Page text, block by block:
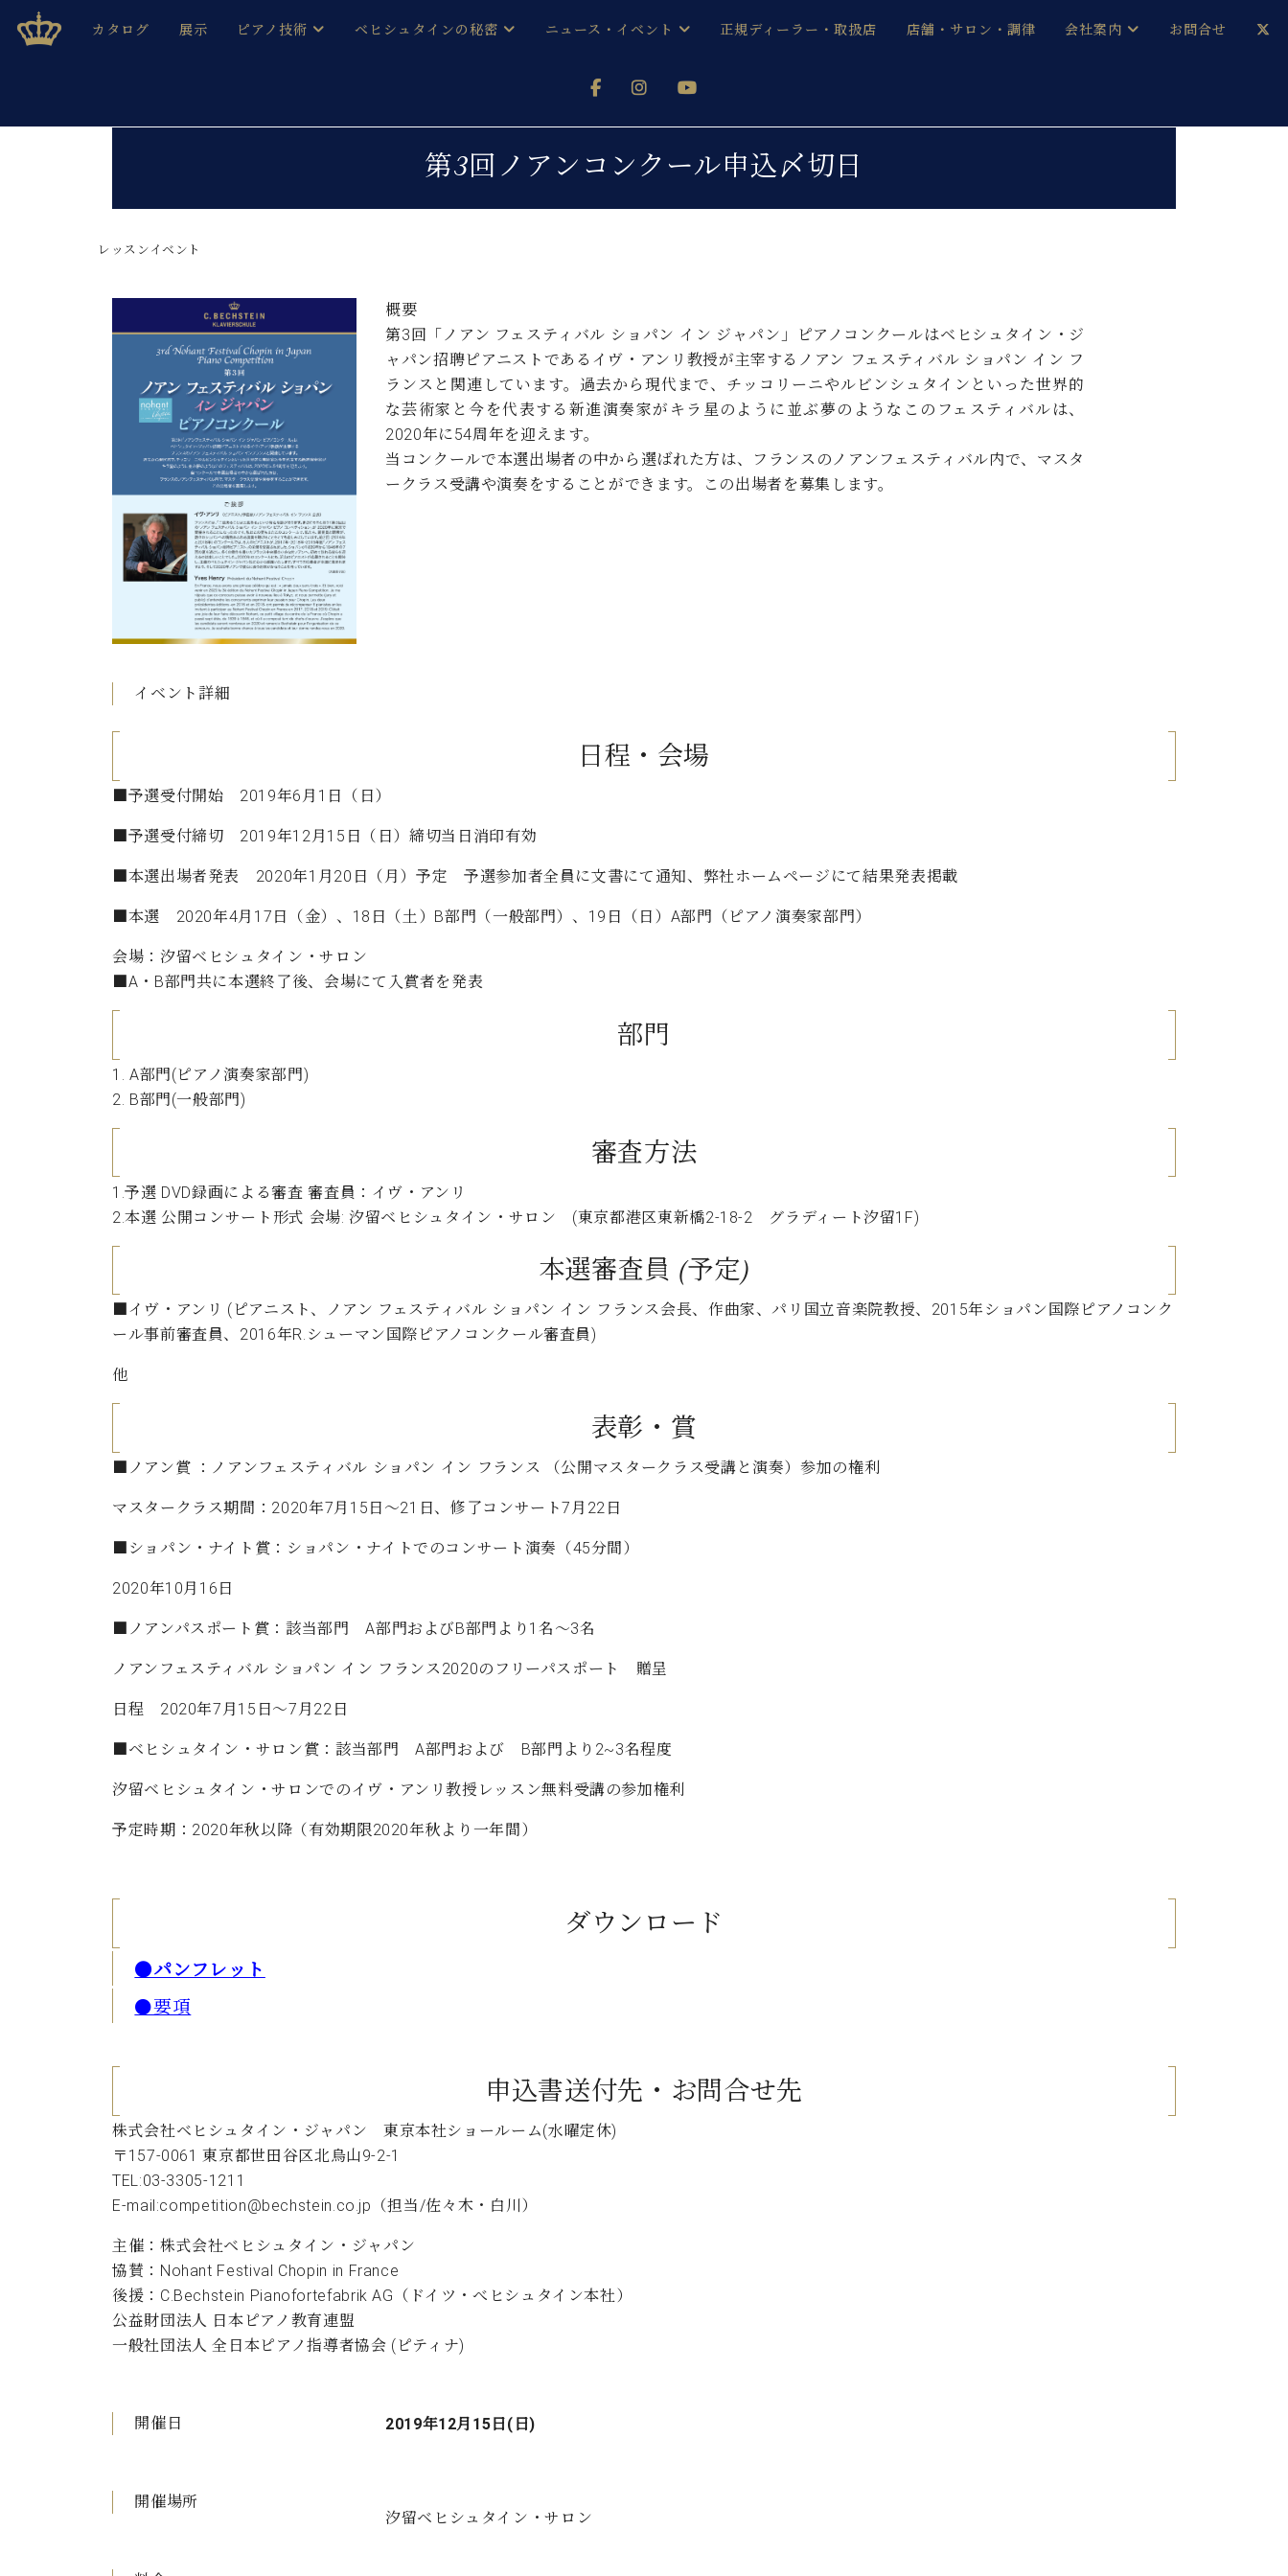
ベヒシュタインジャパン公式サイト
BECHSTEIN JAPAN Official Site
カタログ
C.ベヒシュタイン コンサート/C.ベヒシュタイン レジデンス
C.ベヒシュタイン コンサート
グランドピアノ
C.ベヒシュタイン コンサート
アップライトピアノ
アップライトピアノ
C.ベヒシュタイン アカデミー
W.ホフマン プロフェッショナル
W.ホフマン トラディション
展示 ピアノ技術 ベヒシュタインの秘密
ブランドヒストリー
ベヒシュタインを弾く前に
ベヒシュタイン・シューレ
納入実績 ホール・スタジオ
納入実績 音楽教室
ニュース・イベント
メルマガ会員登録ご案内
(入荷情報等)
コンサート
レッスンイベント
代理店主催イベント
コンクール
正規ディーラー・取扱店 店舗・サロン・調律
ベヒシュタイン・シューレ音楽教室
ホール・スタジオレンタル
ホール・スタジオ空き状況
動画収録サービス
ピアノのコンシェルジュ
セントラム東京のご案内(PDF)
お問い合わせ
展示情報【ユーロピアノ特選中古】
イベント情報
八王子工房ブログ
アクセス
アーティストカスタマーサービス(調律)
尾山調律師のブログ Die Musikgasse（音楽の小道）
会社案内 お問合せ
第3回ノアンコンクール申込〆切日
レッスンイベント
概要
第3回「ノアン フェスティバル ショパン イン ジャパン」ピアノコンクールはベヒシュタイン・ジ
ャパン招聘ピアニストであるイヴ・アンリ教授が主宰するノアン フェスティバル ショパン イン フ
ランスと関連しています。過去から現代まで、チッコリーニやルビンシュタインといった世界的
な芸術家と今を代表する新進演奏家がキラ星のように並ぶ夢のようなこのフェスティバルは、
2020年に54周年を迎えます。
当コンクールで本選出場者の中から選ばれた方は、フランスのノアンフェスティバル内で、マスタ
ークラス受講や演奏をすることができます。この出場者を募集します。
イベント詳細
日程・会場
■予選受付開始 2019年6月1日（日）
■予選受付締切 2019年12月15日（日）締切当日消印有効
■本選出場者発表 2020年1月20日（月）予定 予選参加者全員に文書にて通知、弊社ホームページにて結果発表掲載
■本選 2020年4月17日（金）、18日（土）B部門（一般部門）、19日（日）A部門（ピアノ演奏家部門）
会場：汐留ベヒシュタイン・サロン
■A・B部門共に本選終了後、会場にて入賞者を発表
部門
1. A部門(ピアノ演奏家部門)
2. B部門(一般部門)
審査方法
1.予選 DVD録画による審査 審査員：イヴ・アンリ
2.本選 公開コンサート形式 会場: 汐留ベヒシュタイン・サロン (東京都港区東新橋2-18-2 グラディート汐留1F)
本選審査員 (予定)
■イヴ・アンリ (ピアニスト、ノアン フェスティバル ショパン イン フランス会長、作曲家、パリ国立音楽院教授、2015年ショパン国際ピアノコンク
ール事前審査員、2016年R.シューマン国際ピアノコンクール審査員)
他
表彰・賞
■ノアン賞 ：ノアンフェスティバル ショパン イン フランス （公開マスタークラス受講と演奏）参加の権利
マスタークラス期間：2020年7月15日～21日、修了コンサート7月22日
■ショパン・ナイト賞：ショパン・ナイトでのコンサート演奏（45分間）
2020年10月16日
■ノアンパスポート賞：該当部門 A部門およびB部門より1名～3名
ノアンフェスティバル ショパン イン フランス2020のフリーパスポート 贈呈
日程 2020年7月15日～7月22日
■ベヒシュタイン・サロン賞：該当部門 A部門および B部門より2~3名程度
汐留ベヒシュタイン・サロンでのイヴ・アンリ教授レッスン無料受講の参加権利
予定時期：2020年秋以降（有効期限2020年秋より一年間）
ダウンロード
●パンフレット
●要項
申込書送付先・お問合せ先
株式会社ベヒシュタイン・ジャパン 東京本社ショールーム(水曜定休)
〒157-0061 東京都世田谷区北烏山9-2-1
TEL:03-3305-1211
E-mail:competition@bechstein.co.jp （担当/佐々木・白川）
主催：株式会社ベヒシュタイン・ジャパン
協賛：Nohant Festival Chopin in France
後援：C.Bechstein Pianofortefabrik AG（ドイツ・べヒシュタイン本社）
公益財団法人 日本ピアノ教育連盟
一般社団法人 全日本ピアノ指導者協会 (ピティナ)
開催日 2019年12月15日(日)
開催場所
汐留ベヒシュタイン・サロン